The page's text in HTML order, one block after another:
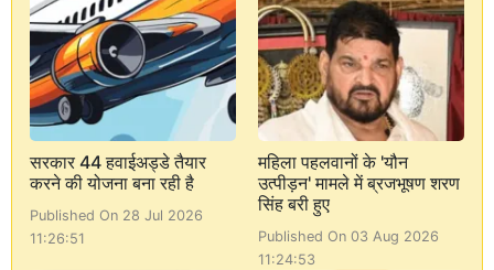
सरकार 44 हवाईअड्डे तैयार
करने की योजना बना रही है
Published On 28 Jul 2026
11:26:51
महिला पहलवानों के 'यौन
उत्पीड़न' मामले में ब्रजभूषण शरण
सिंह बरी हुए
Published On 03 Aug 2026
11:24:53